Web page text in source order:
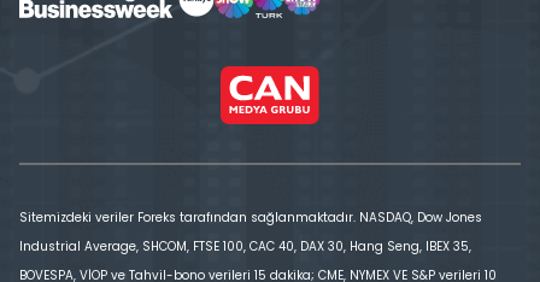
Sitemizdeki veriler Foreks tarafından sağlanmaktadır. NASDAQ, Dow Jones
Industrial Average, SHCOM, FTSE 100, CAC 40, DAX 30, Hang Seng, IBEX 35,
BOVESPA, VİOP ve Tahvil-bono verileri 15 dakika; CME, NYMEX VE S&P verileri 10